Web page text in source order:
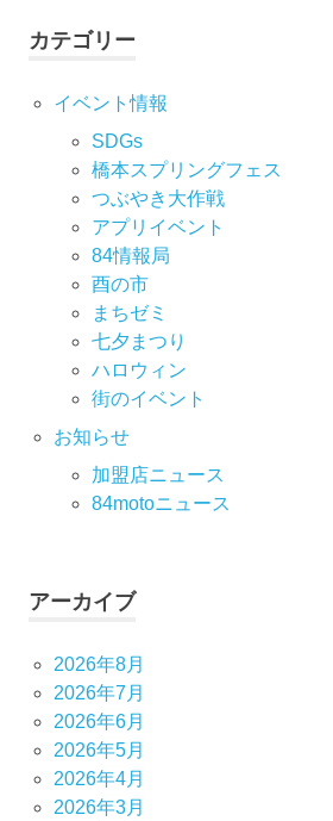
カテゴリー
イベント情報
SDGs
橋本スプリングフェス
つぶやき大作戦
アプリイベント
84情報局
酉の市
まちゼミ
七⼣まつり
ハロウィン
街のイベント
お知らせ
加盟店ニュース
84motoニュース
アーカイブ
2026年8月
2026年7月
2026年6月
2026年5月
2026年4月
2026年3月